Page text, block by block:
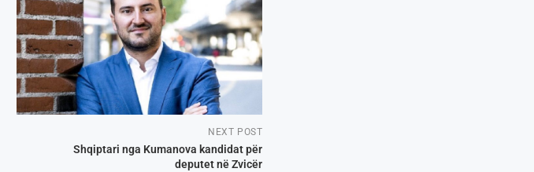
NEXT POST
Shqiptari nga Kumanova kandidat për
deputet në Zvicër